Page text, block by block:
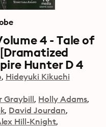
4 - Tale of
Hunter D 4
Hideyuki Kikuchi
Graybill Holly Adams
David Jourdan
Hill-Knight